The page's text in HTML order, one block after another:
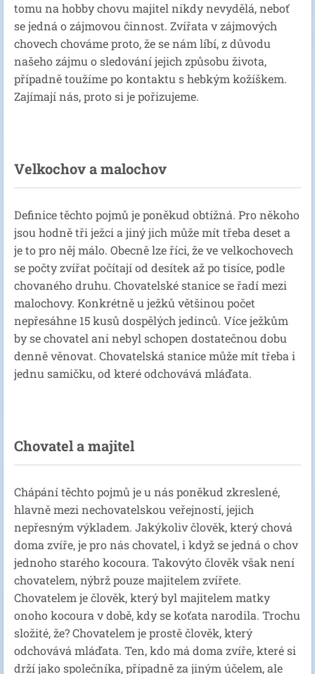
tomu na hobby chovu majitel nikdy nevydělá, neboť
se jedná o zájmovou činnost. Zvířata v zájmových
chovech chováme proto, že se nám líbí, z důvodu
našeho zájmu o sledování jejich způsobu života,
případně toužíme po kontaktu s hebkým kožíškem.
Zajímají nás, proto si je pořizujeme.
Velkochov a malochov
Definice těchto pojmů je poněkud obtížná. Pro někoho
jsou hodně tři ježci a jiný jich může mít třeba deset a
je to pro něj málo. Obecně lze říci, že ve velkochovech
se počty zvířat počítají od desítek až po tisíce, podle
chovaného druhu. Chovatelské stanice se řadí mezi
malochovy. Konkrétně u ježků většinou počet
nepřesáhne 15 kusů dospělých jedinců. Více ježkům
by se chovatel ani nebyl schopen dostatečnou dobu
denně věnovat. Chovatelská stanice může mít třeba i
jednu samičku, od které odchovává mláďata.
Chovatel a majitel
Chápání těchto pojmů je u nás poněkud zkreslené,
hlavně mezi nechovatelskou veřejností, jejich
nepřesným výkladem. Jakýkoliv člověk, který chová
doma zvíře, je pro nás chovatel, i když se jedná o chov
jednoho starého kocoura. Takovýto člověk však není
chovatelem, nýbrž pouze majitelem zvířete.
Chovatelem je člověk, který byl majitelem matky
onoho kocoura v době, kdy se koťata narodila. Trochu
složité, že? Chovatelem je prostě člověk, který
odchovává mláďata. Ten, kdo má doma zvíře, které si
drží jako společníka, případně za jiným účelem, ale